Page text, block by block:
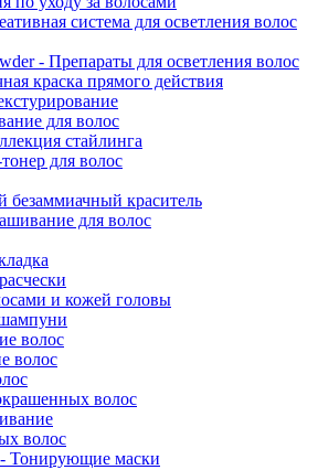
система для осветления волос
- Препараты для осветления волос
краска прямого действия
для волос
стайлинга
для волос
безаммиачный краситель
для волос
и кожей головы
волос
волос
волос
волос
Тонирующие маски